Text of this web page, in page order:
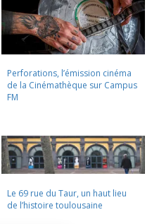
Perforations, l’émission cinéma
de la Cinémathèque sur Campus
FM
Le 69 rue du Taur, un haut lieu
de l’histoire toulousaine